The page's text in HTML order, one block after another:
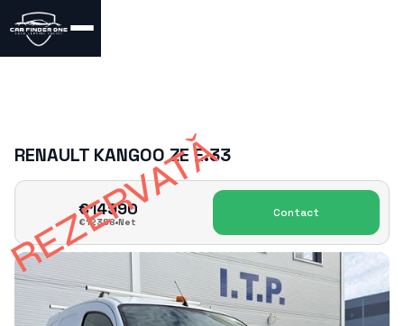
RENAULT KANGOO ZE E.33
€14990
€12388 Net
Contact
REZERVATǍ